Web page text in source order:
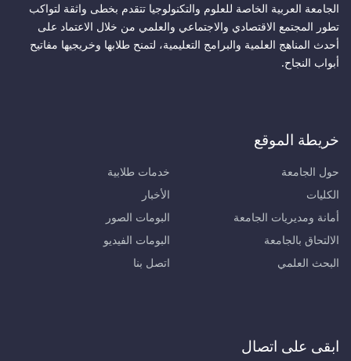
الجامعة العربية الخاصة للعلوم والتكنولوجيا تتقدم بخطى واثقة لتواكب
تطور المجتمع الاقتصادي والاجتماعي والعلمي من خلال الاعتماد على
أحدث المناهج العلمية والبرامج التعليمية، لتمنح طلابها وخريجيها مفاتيح
أبواب النجاح.
خريطة الموقع
حول الجامعة
الكليات
أمانة ومديريات الجامعة
الالتحاق بالجامعة
البحث العلمي
خدمات طلابية
الأخبار
البومات الصور
البومات الفيديو
اتصل بنا
ابقى على اتصال